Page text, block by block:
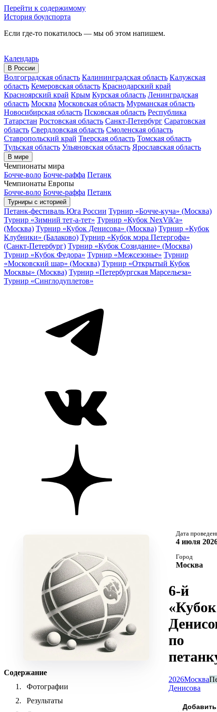
Перейти к содержимому
История боулспорта
Если где-то покатилось — мы об этом напишем.
Календарь
В России
Волгоградская область Калининградская область Калужская
область Кемеровская область Краснодарский край
Красноярский край Крым Курская область Ленинградская
область Москва Московская область Мурманская область
Новосибирская область Псковская область Республика
Татарстан Ростовская область Санкт-Петербург Саратовская
область Свердловская область Смоленская область
Ставропольский край Тверская область Томская область
Тульская область Ульяновская область Ярославская область
В мире
Чемпионаты мира
Бочче-воло Бочче-раффа Петанк
Чемпионаты Европы
Бочче-воло Бочче-раффа Петанк
Турниры с историей
Петанк-фестиваль Юга России Турнир «Бочче-куча» (Москва)
Турнир «Зимний тет-а-тет» Турнир «Кубок NexVik'a»
(Москва) Турнир «Кубок Денисова» (Москва) Турнир «Кубок
Клубники» (Балаково) Турнир «Кубок мэра Петергофа»
(Санкт-Петербург) Турнир «Кубок Созидание» (Москва)
Турнир «Кубок Федора» Турнир «Межсезонье» Турнир
«Московский шар» (Москва) Турнир «Открытый Кубок
Москвы» (Москва) Турнир «Петербургская Марсельеза»
Турнир «Синглодуплетов»
Содержание
Фотографии
Результаты
Дата
4 июля
Город
Москва
6-й
«Кубок
по
2026Москва
Денисова